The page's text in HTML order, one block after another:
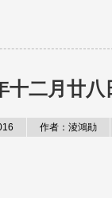
十二月廿八
作者：淩鴻勛